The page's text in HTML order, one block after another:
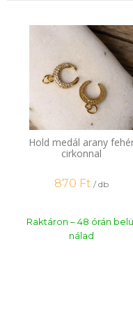
Hold medál arany
cirkonnal
870 Ft / db
Raktáron – 48 órán
nálad